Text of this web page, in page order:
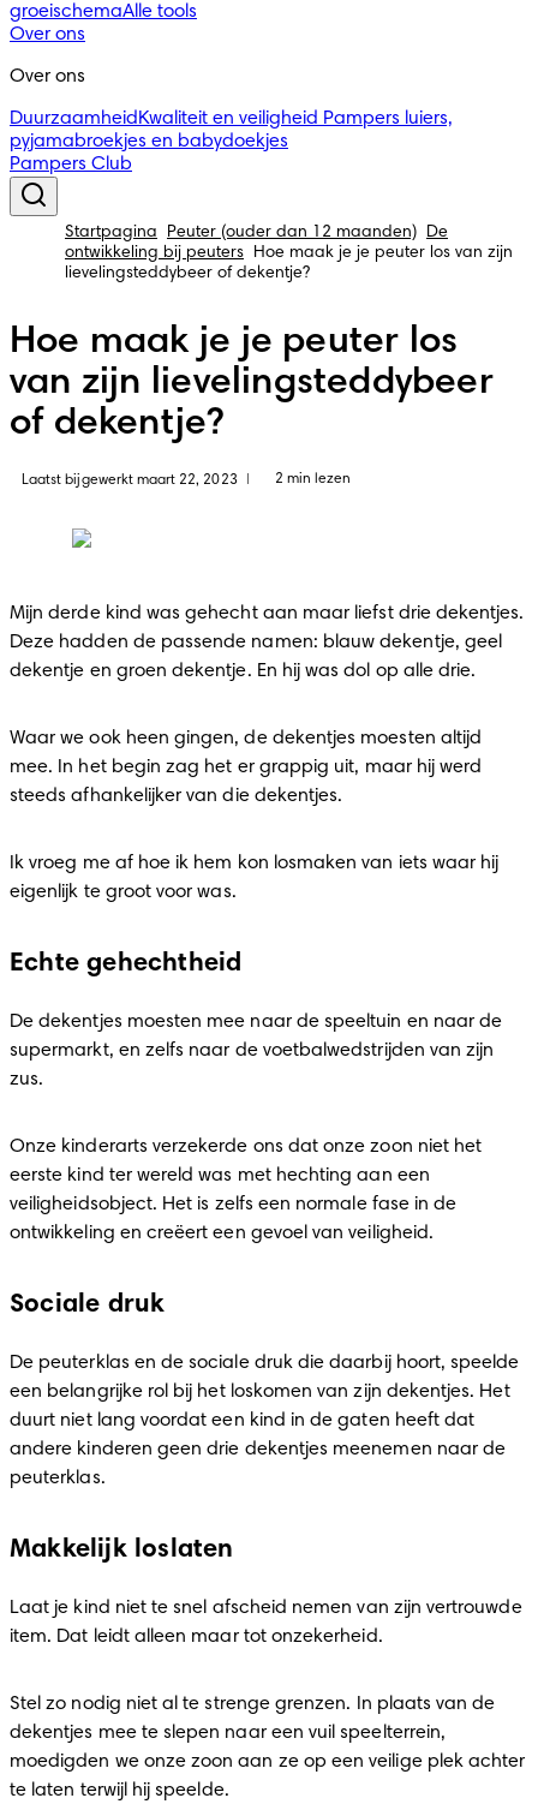
groeischemaAlle tools
Over ons
Over ons
Duurzaamheid Kwaliteit en veiligheid Pampers luiers,
pyjamabroekjes en babydoekjes
Pampers Club
Startpagina Peuter (ouder dan 12 maanden)
De
ontwikkeling bij peuters
Hoe maak je je peuter los van zijn
lievelingsteddybeer of dekentje?
Hoe maak je je peuter los
van zijn lievelingsteddybeer
of dekentje?
Laatst bijgewerkt maart 22, 2023 2 min lezen
Mijn derde kind was gehecht aan maar liefst drie dekentjes.
Deze hadden de passende namen: blauw dekentje, geel
dekentje en groen dekentje. En hij was dol op alle drie.
Waar we ook heen gingen, de dekentjes moesten altijd
mee. In het begin zag het er grappig uit, maar hij werd
steeds afhankelijker van die dekentjes.
Ik vroeg me af hoe ik hem kon losmaken van iets waar hij
eigenlijk te groot voor was.
Echte gehechtheid
De dekentjes moesten mee naar de speeltuin en naar de
supermarkt, en zelfs naar de voetbalwedstrijden van zijn
zus.
Onze kinderarts verzekerde ons dat onze zoon niet het
eerste kind ter wereld was met hechting aan een
veiligheidsobject. Het is zelfs een normale fase in de
ontwikkeling en creëert een gevoel van veiligheid.
Sociale druk
De peuterklas en de sociale druk die daarbij hoort, speelde
een belangrijke rol bij het loskomen van zijn dekentjes. Het
duurt niet lang voordat een kind in de gaten heeft dat
andere kinderen geen drie dekentjes meenemen naar de
peuterklas.
Makkelijk loslaten
Laat je kind niet te snel afscheid nemen van zijn vertrouwde
item. Dat leidt alleen maar tot onzekerheid.
Stel zo nodig niet al te strenge grenzen. In plaats van de
dekentjes mee te slepen naar een vuil speelterrein,
moedigden we onze zoon aan ze op een veilige plek achter
te laten terwijl hij speelde.